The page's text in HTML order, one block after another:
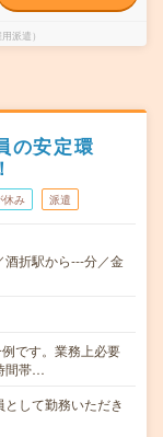
派遣）
の安定環
休み 派遣
折駅から---分／金
です。業務上必要
間帯…
して勤務いただき